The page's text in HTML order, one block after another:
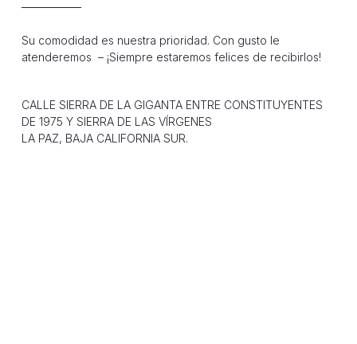
Su comodidad es nuestra prioridad. Con gusto le
atenderemos – ¡Siempre estaremos felices de recibirlos!
CALLE SIERRA DE LA GIGANTA ENTRE CONSTITUYENTES
DE 1975 Y SIERRA DE LAS VÍRGENES
LA PAZ, BAJA CALIFORNIA SUR.